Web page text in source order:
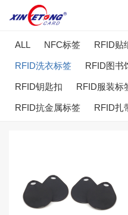
ALL NFC标签 RFID贴
RFID洗衣标签 RFID图书
RFID钥匙扣 RFID服装标
RFID抗金属标签 RFID扎